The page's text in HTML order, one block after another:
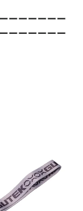
ーーーーーー
ーーーーーー